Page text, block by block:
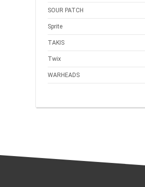
SOUR PATCH
Sprite
TAKIS
Twix
WARHEADS